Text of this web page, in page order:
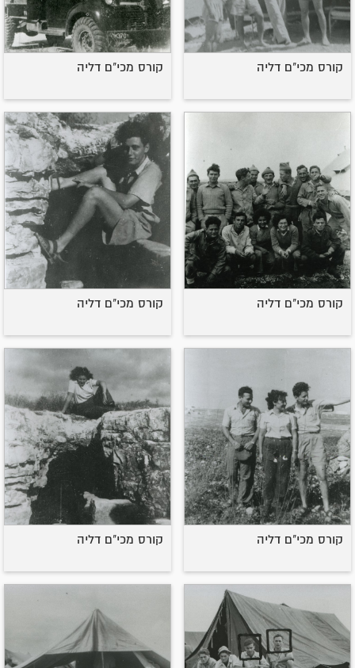
קורס מכי"ם דליה קורס מכי"ם דליה
קורס מכי"ם דליה קורס מכי"ם דליה
קורס מכי"ם דליה קורס מכי"ם דליה